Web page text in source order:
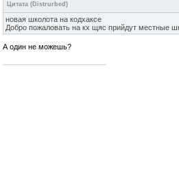
Цитата ( Distrurbed )
новая школота на кодхаксе
Добро пожаловать на кх щяс прийдут местные
А один не можешь?